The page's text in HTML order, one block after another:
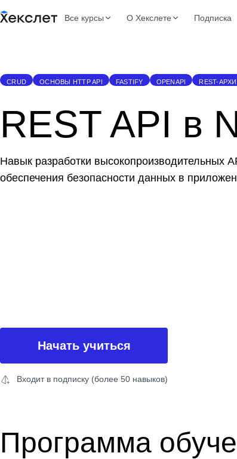
Все курсы О Хекслете Подписка
CRUD ОСНОВЫ HTTP API FASTIFY OPENAPI REST-
REST API в
Навык разработки высокопроизводительных
обеспечения безопасности данных в
Начать учиться
Входит в подписку (более 50 навыков)
Программа